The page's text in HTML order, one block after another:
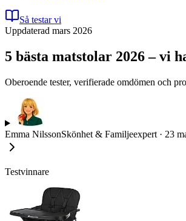
Så testar vi
Uppdaterad mars 2026
5 bästa matstolar 2026 – vi
Oberoende tester, verifierade omdömen och
Emma NilssonSkönhet & Familjeexpert · 23
Testvinnare